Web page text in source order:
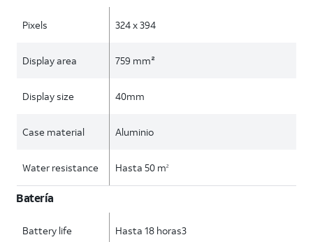
Pixels 324 x 394
Display area 759 mm²
Display size 40mm
Case material Aluminio
Water resistance Hasta 50 m2
Batería
Battery life Hasta 18 horas3